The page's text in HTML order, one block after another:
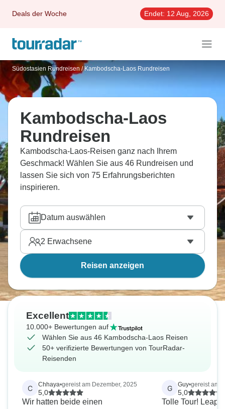
Deals der Woche Endet: 12 Aug, 2026
Südostasien Rundreisen / Kambodscha-Laos Rundreisen
Kambodscha-Laos
Rundreisen
Kambodscha-Laos-Reisen ganz nach Ihrem
Geschmack! Wählen Sie aus 46 Rundreisen und
lassen Sie sich von 75 Erfahrungsberichten
inspirieren.
Datum auswählen
2 Erwachsene
Reisen anzeigen
Excellent
10.000+ Bewertungen auf
Wählen Sie aus 46 Kambodscha-Laos Reisen
50+ verifizierte Bewertungen von TourRadar-
Reisenden
C Chhaya•gereist am Dezember, 2025
5,0
Wir hatten beide einen
G Guy•gereist am
5,0
Tolle Tour! Leap hat einen